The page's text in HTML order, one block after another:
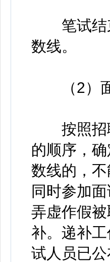
笔试结束
数线。
（2）
按照招聘
的顺序，
数线的，
同时参加
弄虚作假
补。递补
试人员已